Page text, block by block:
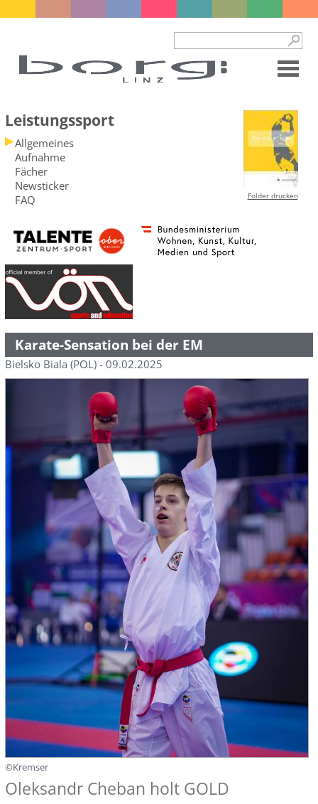
Leistungssport
Allgemeines
Aufnahme
Fächer
Newsticker
FAQ
Folder drucken
Karate-Sensation bei der EM
Bielsko Biala (POL) - 09.02.2025
©Kremser
Oleksandr Cheban holt GOLD